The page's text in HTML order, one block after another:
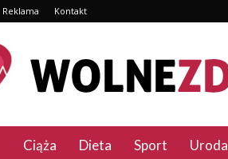
Reklama Kontakt
Ciąża Dieta Sport Uroda